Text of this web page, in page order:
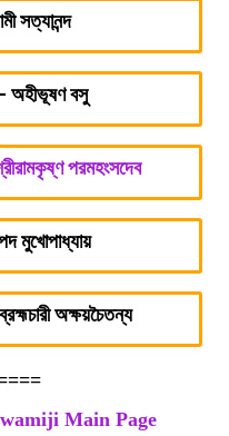
সত্যানন্দ
- অহীভূষণ বসু
পরমহংসদেব
মুখোপাধ্যায়
অক্ষয়চৈতন্য
Main Page